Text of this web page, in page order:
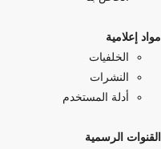
مواد إعلامية
الخلفيات
النشرات
أدلة المستخدم
القنوات الرسمية